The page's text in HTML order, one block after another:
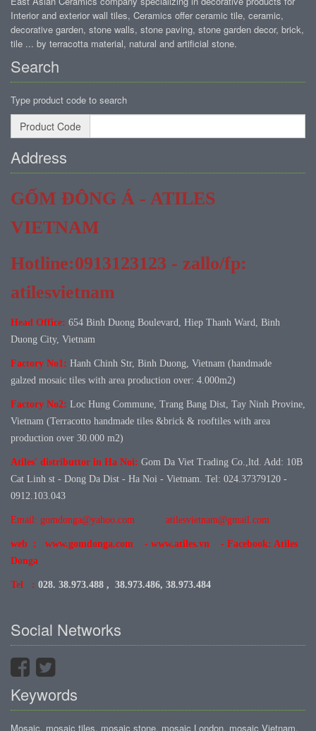
Interior and exterior wall tiles, Ceramics offer ceramic tile, ceramic,
decorative garden, stone walls, stone paving, stone garden decor, brick,
tile ... by terracotta material, natural and artificial stone.
Search
Type product code to search
Product Code
Address
GỐM ĐÔNG Á - ATILES
VIETNAM
Hotline:0913123123 - zallo/fp:
atilesvietnam
Head Office: 654 Binh Duong Boulevard, Hiep Thanh Ward, Binh
Duong City, Vietnam
Factory No1: Hanh Chinh Str, Binh Duong, Vietnam (handmade
galzed mosaic tiles with area production over: 4.000m2)
Factory No2: Loc Hung Commune, Trang Bang Dist, Tay Ninh Provine,
Vietnam (Terracotto handmade tiles &brick & rooftiles with area
production over 30.000 m2)
Atiles' distributtor in Ha Noi: Gom Da Viet Trading Co.,ltd. Add: 10B
Cat Linh st - Dong Da Dist - Ha Noi - Vietnam. Tel: 024.37379120 -
0912.103.043
Email: gomdonga@yahoo.com atilesvietnam@gmail.com
web : www.gomdonga.com - www.atiles.vn - Facebook: Atiles
Donga
Tel : 028. 38.973.488 , 38.973.486, 38.973.484
Social Networks
Keywords
Mosaic, mosaic tiles, mosaic stone, mosaic London, mosaic Vietnam,